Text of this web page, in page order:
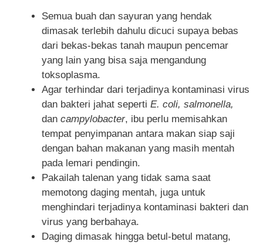
Semua buah dan sayuran yang hendak
dimasak terlebih dahulu dicuci supaya bebas
dari bekas-bekas tanah maupun pencemar
yang lain yang bisa saja mengandung
toksoplasma.
Agar terhindar dari terjadinya kontaminasi virus
dan bakteri jahat seperti E. coli, salmonella,
dan campylobacter, ibu perlu memisahkan
tempat penyimpanan antara makan siap saji
dengan bahan makanan yang masih mentah
pada lemari pendingin.
Pakailah talenan yang tidak sama saat
memotong daging mentah, juga untuk
menghindari terjadinya kontaminasi bakteri dan
virus yang berbahaya.
Daging dimasak hingga betul-betul matang,